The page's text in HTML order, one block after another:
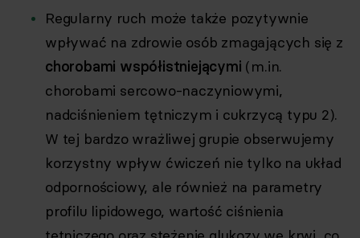
Regularny ruch może także pozytywnie
wpływać na zdrowie osób zmagających się z
chorobami współistniejącymi (m.in.
chorobami sercowo-naczyniowymi,
nadciśnieniem tętniczym i cukrzycą typu 2).
W tej bardzo wrażliwej grupie obserwujemy
korzystny wpływ ćwiczeń nie tylko na układ
odpornościowy, ale również na parametry
profilu lipidowego, wartość ciśnienia